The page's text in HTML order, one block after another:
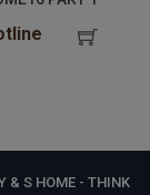
& S HOME - THINK